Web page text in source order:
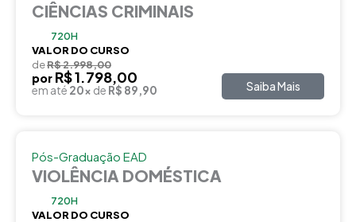
CIÊNCIAS CRIMINAIS
720H
VALOR DO CURSO
deR$ 2.998,00
por R$ 1.798,00
em até 20x de R$ 89,90 Saiba Mais
Pós-Graduação EAD
VIOLÊNCIA DOMÉSTICA
720H
VALOR DO CURSO